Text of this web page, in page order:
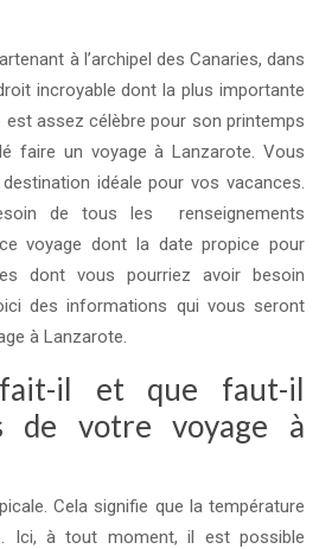
à l’archipel des Canaries, dans
incroyable dont la plus importante
assez célèbre pour son printemps
faire un voyage à Lanzarote. Vous
idéale pour vos vacances.
de tous les renseignements
voyage dont la date propice pour
dont vous pourriez avoir besoin
des informations qui vous seront
à Lanzarote.
il et que faut-il
de votre voyage à
Cela signifie que la température
Ici, à tout moment, il est possible